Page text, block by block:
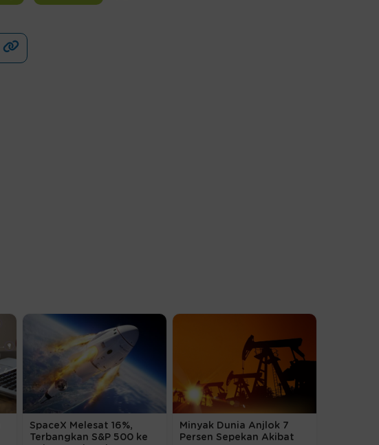
SpaceX Melesat 16%,
Terbangkan S&P 500 ke
Minyak Dunia Anjlok 7
Persen Sepekan Akibat